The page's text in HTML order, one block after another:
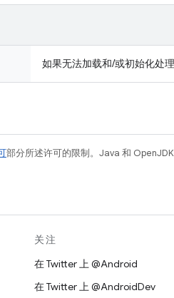
如果无法加载和/或初始化处
部分所述许可的限制。Java 和
关注
在 Twitter 上 @Android
在 Twitter 上 @AndroidDev